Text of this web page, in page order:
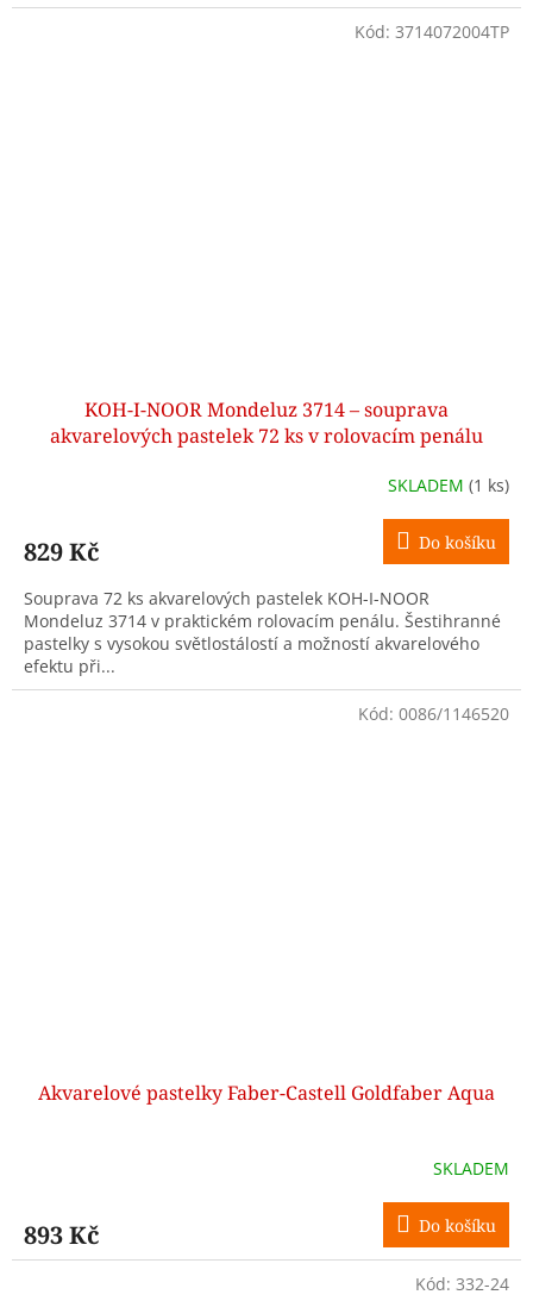
KOH-I-NOOR Mondeluz 3714 – souprava
akvarelových pastelek 72 ks v rolovacím penálu
SKLADEM (1 ks)
829 Kč Do košíku
Souprava 72 ks akvarelových pastelek KOH-I-NOOR
Mondeluz 3714 v praktickém rolovacím penálu. Šestihranné
pastelky s vysokou světlostálostí a možností akvarelového
efektu při...
Kód: 3714072004TP
Akvarelové pastelky Faber-Castell Goldfaber Aqua
SKLADEM
893 Kč Do košíku
Kód: 0086/1146520
Kód: 332-24